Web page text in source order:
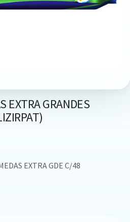
EXTRA GRANDES
EXTRA GDE C/48